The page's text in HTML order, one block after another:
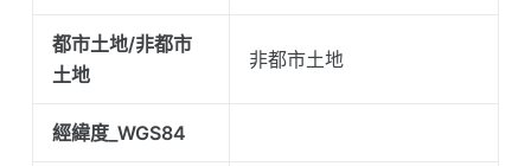
都市土地/非都市
土地
非都市土地
經緯度_WGS84